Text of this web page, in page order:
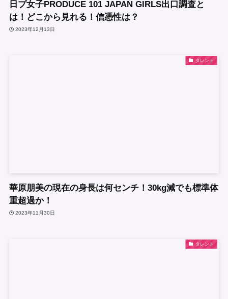
日プ女子PRODUCE 101 JAPAN GIRLS出口調査と
は！どこから見れる！信憑性は？
2023年12月13日
タレント
華原朋美の現在の身長は何センチ！30kg減でも標準体
重超過か！
2023年11月30日
タレント